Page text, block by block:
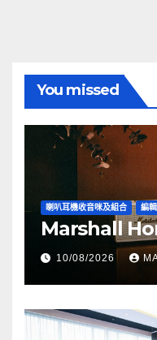
You missed
喇叭耳機收音咪及組合 編
Marshall
10/08/2026